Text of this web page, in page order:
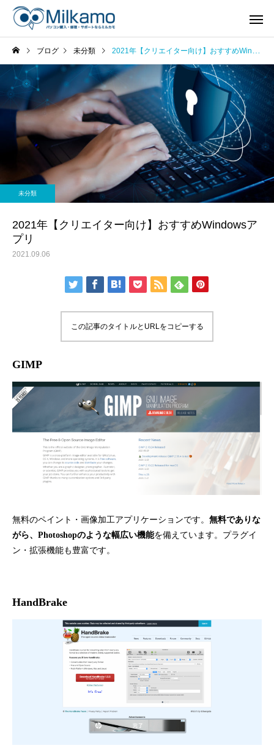
ブログ 未分類 2021年【クリエイター向け】おすすめWindowsアプリ
未分類
2021年【クリエイター向け】おすすめWindowsア
プリ
2021.09.06
この記事のタイトルとURLをコピーする
GIMP
無料のペイント・画像加工アプリケーションです。 無料でありな
がら、Photoshopのような幅広い機能を備えています。プラグイ
ン・拡張機能も豊富です。
HandBrake